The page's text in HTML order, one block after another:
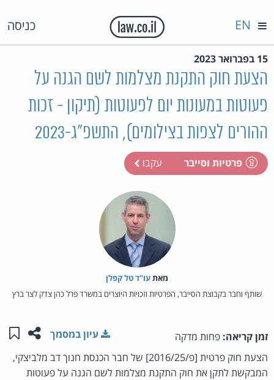
כניסה EN
15 בפברואר 2023
הצעת חוק התקנת מצלמות לשם הגנה על
פעוטות במעונות יום לפעוטות (תיקון - זכות
ההורים לצפות בצילומים), התשפ"ג-2023
פרטיות וסייבר עקבו
מאת‏עו"ד טל קפלן
שותף וחבר בקבוצת הסייבר, הפרטיות וזכויות היוצרים במשרד פרל כהן צדק לצר ברץ
זמן קריאה: פחות מדקה שתפו
עיון במסמך
הצעת חוק פרטית [פ/2016/25] של חבר הכנסת חנוך דב מלביצקי,
המבקשת לתקן את חוק התקנת מצלמות לשם הגנה על פעוטות